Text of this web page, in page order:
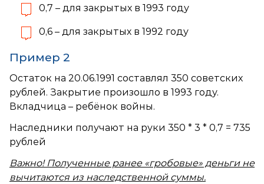
0,7 – для закрытых в 1993 году
0,6 – для закрытых в 1992 году
Пример 2
Остаток на 20.06.1991 составлял 350 советских
рублей. Закрытие произошло в 1993 году.
Вкладчица – ребёнок войны.
Наследники получают на руки 350 * 3 * 0,7 = 735
рублей
Важно! Полученные ранее «гробовые» деньги не
вычитаются из наследственной суммы.